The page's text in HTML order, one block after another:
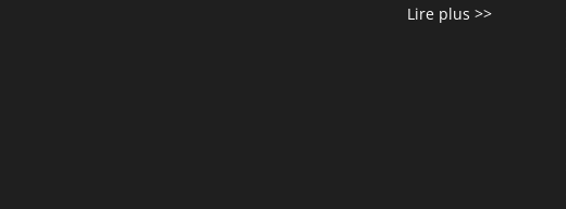
Lire plus >>